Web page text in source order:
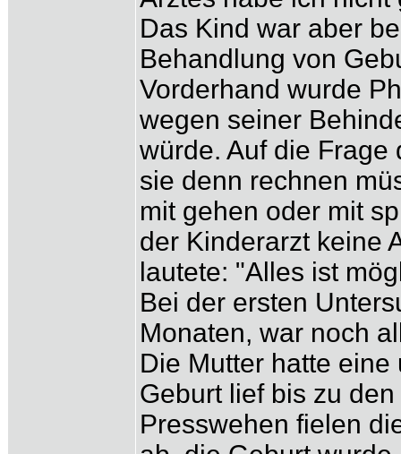
Das Kind war aber
Behandlung von
Vorderhand wurde
wegen seiner
würde. Auf die Frage
sie denn rechnen
mit gehen oder mit
der Kinderarzt keine
lautete: "Alles ist
Bei der ersten
Monaten, war noch
Die Mutter hatte
Geburt lief bis zu
Presswehen fielen